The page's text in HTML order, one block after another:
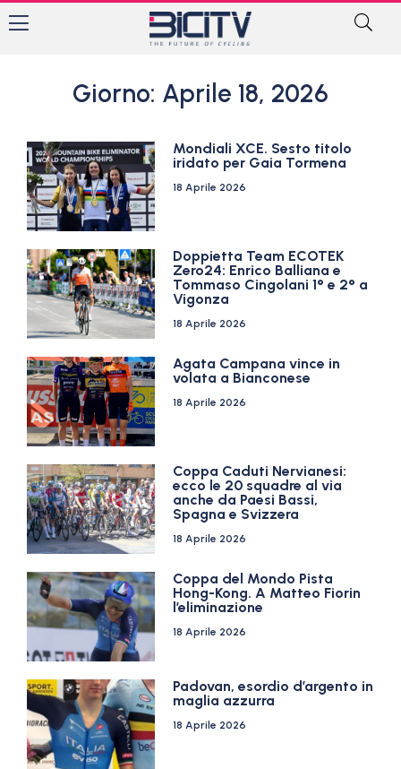
Giorno: Aprile 18, 2026
Mondiali XCE. Sesto titolo
iridato per Gaia Tormena
18 Aprile 2026
Doppietta Team ECOTEK
Zero24: Enrico Balliana e
Tommaso Cingolani 1° e 2° a
Vigonza
18 Aprile 2026
Agata Campana vince in
volata a Bianconese
18 Aprile 2026
Coppa Caduti Nervianesi:
ecco le 20 squadre al via
anche da Paesi Bassi,
Spagna e Svizzera
18 Aprile 2026
Coppa del Mondo Pista
Hong-Kong. A Matteo Fiorin
l’eliminazione
18 Aprile 2026
Padovan, esordio d’argento in
maglia azzurra
18 Aprile 2026